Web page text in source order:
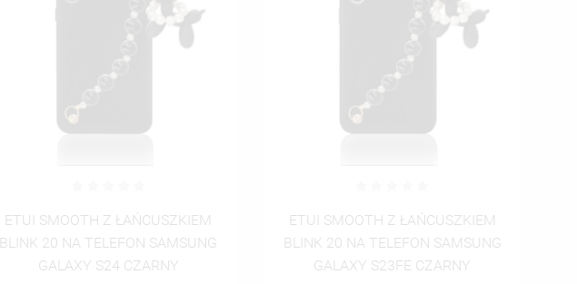
ETUI SMOOTH Z ŁAŃCUSZKIEM
BLINK 20 NA TELEFON SAMSUNG
GALAXY S24 CZARNY
ETUI SMOOTH Z ŁAŃCUSZKIEM
BLINK 20 NA TELEFON SAMSUNG
GALAXY S23FE CZARNY